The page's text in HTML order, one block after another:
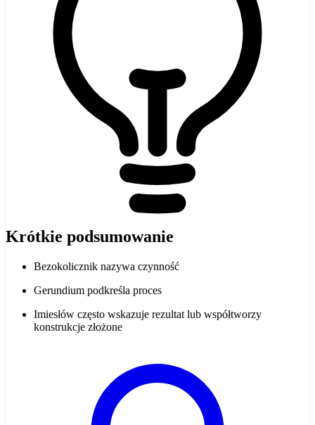
Krótkie podsumowanie
Bezokolicznik nazywa czynność
Gerundium podkreśla proces
Imiesłów często wskazuje rezultat lub współtworzy
konstrukcje złożone